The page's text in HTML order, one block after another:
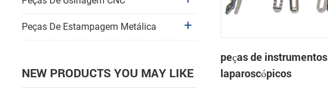
peças de instrumentos
laparoscópicos
Peças De Estampagem Metálica
NEW PRODUCTS YOU MAY LIKE